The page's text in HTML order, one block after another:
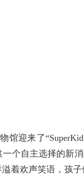
馆迎来了
个自主选择的新
着欢声笑语，孩